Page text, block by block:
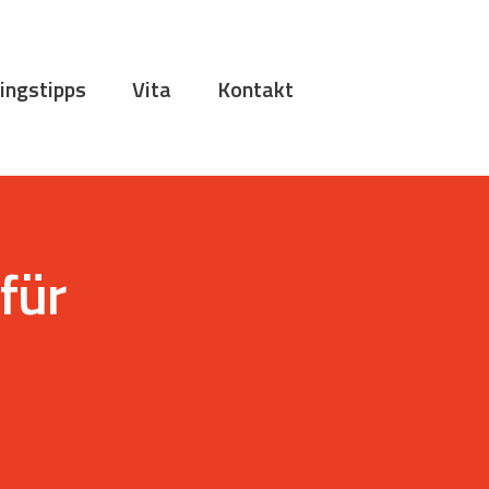
Vita Kontakt